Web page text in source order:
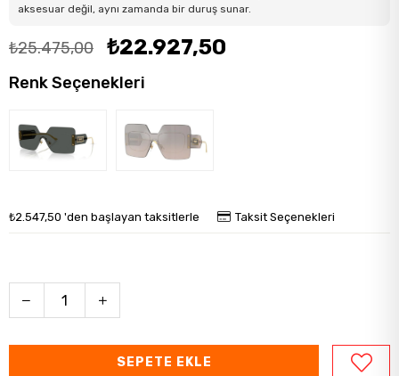
aksesuar değil, aynı zamanda bir duruş sunar.
₺25.475,00 ₺22.927,50
Renk Seçenekleri
₺2.547,50 'den başlayan taksitlerle Taksit Seçenekleri